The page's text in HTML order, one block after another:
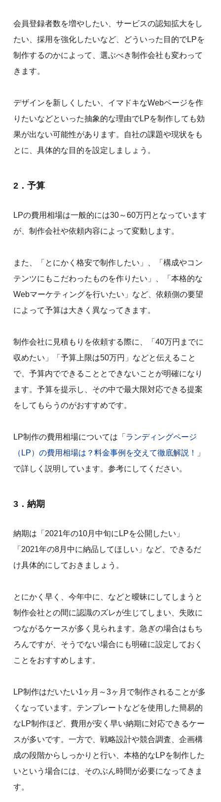
会員登録者数を増やしたい、サービスの認知拡大をし
たい、採用を強化したいなど、どういった目的でLPを
制作するのかによって、選ぶべき制作会社も変わって
きます。
デザインを新しくしたい、イマドキなWebページを作
りたいなどといった抽象的な理由でLPを制作しても効
果が出ない可能性があります。自社の課題や現状をも
とに、具体的な目的を設定しましょう。
2．予算
LPの費用相場は一般的には30～60万円となっています
が、制作会社や依頼内容によって変動します。
また、「とにかく格安で制作したい」、「構成やコン
テンツにもこだわったものを作りたい」、「本格的な
Webマーケティングを行いたい」など、依頼側の要望
によって予算は大きく異なってきます。
制作会社に見積もりを依頼する際に、「40万円までに
収めたい」「予算上限は50万円」などと伝えること
で、予算内でできることとできないことが明確になり
ます。予算を提示し、その中で最大限対応できる提案
をしてもらうのがおすすめです。
LP制作の費用相場については「 ランディングページ
（LP）の費用相場は？料金事例を交えて徹底解説！
」
で詳しく説明しています。参考にしてください。
3．納期
納期は「2021年の10月中旬にLPを公開したい」
「2021年の8月中に納品してほしい」など、できるだ
け具体的にしておきましょう。
とにかく早く、今年中に、などと曖昧にしてしまうと
制作会社との間に認識のズレが生じてしまい、失敗に
つながるケースが多く見られます。急ぎの場合はもち
ろんですが、そうでない場合にも明確に設定しておく
ことをおすすめします。
LP制作はだいたい1ヶ月～3ヶ月で制作されることが多
くなっています。テンプレートなどを使用した簡易的
なLP制作ほど、費用が安く早い納期に対応できるケー
スが多いです。一方で、戦略設計や競合調査、企画構
成の段階からしっかりと行い、本格的なLPを制作した
いという場合には、そのぶん時間が必要になってきま
す。